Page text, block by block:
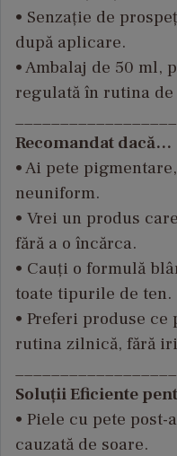
• Senzație de
după aplicare.
• Ambalaj de 50
regulată în rutina
Recomandat dacă…
• Ai pete
neuniform.
• Vrei un produs
fără a o încărca.
• Cauți o formulă bl
toate tipurile de ten.
• Preferi produse
rutina zilnică, fără
Soluții Eficiente
• Piele cu pete
cauzată de soare.